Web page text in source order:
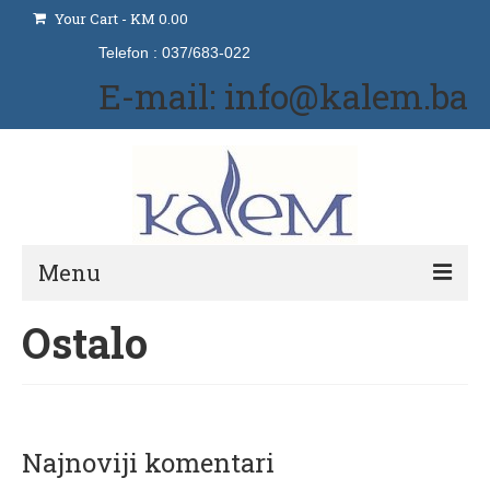
Your Cart - KM 0.00
Telefon : 037/683-022
E-mail: info@kalem.ba
Menu
Početna
Udžbenici i priručnici
Ostalo
Najnoviji komentari